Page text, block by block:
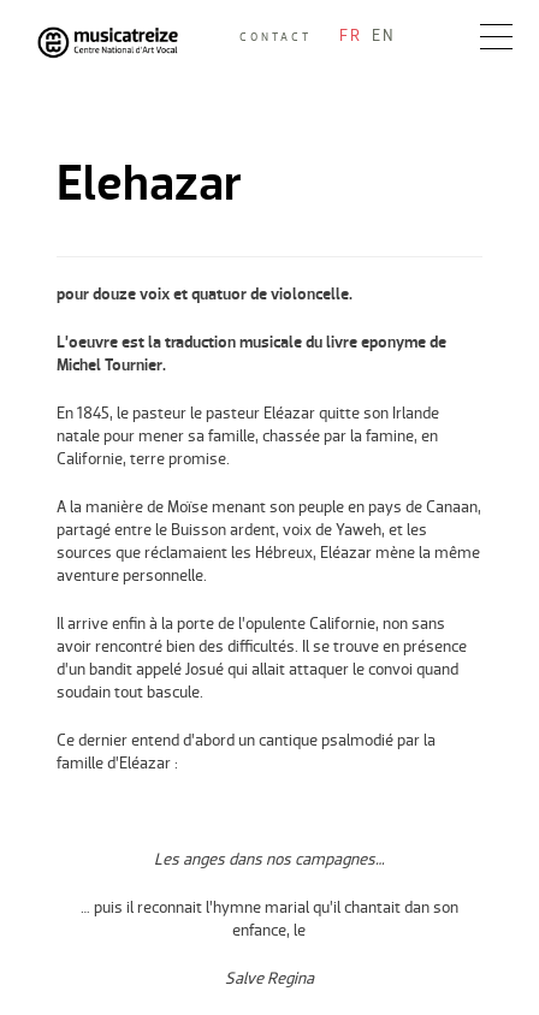
Skip
to
CONTACT FR EN
Elehazar
pour douze voix et quatuor de violoncelle.
L’oeuvre est la traduction musicale du livre eponyme de
Michel Tournier.
En 1845, le pasteur le pasteur Eléazar quitte son Irlande
natale pour mener sa famille, chassée par la famine, en
Californie, terre promise.
A la manière de Moïse menant son peuple en pays de Canaan,
partagé entre le Buisson ardent, voix de Yaweh, et les
sources que réclamaient les Hébreux, Eléazar mène la même
aventure personnelle.
Il arrive enfin à la porte de l’opulente Californie, non sans
avoir rencontré bien des difficultés. Il se trouve en présence
d’un bandit appelé Josué qui allait attaquer le convoi quand
soudain tout bascule.
Ce dernier entend d’abord un cantique psalmodié par la
famille d’Eléazar :
Les anges dans nos campagnes…
… puis il reconnait l’hymne marial qu’il chantait dan son
enfance, le
Salve Regina